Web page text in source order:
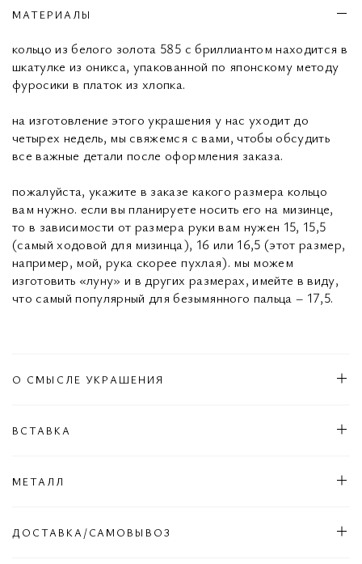
МАТЕРИАЛЫ
кольцо из белого золота 585 с бриллиантом находится в
шкатулке из оникса, упакованной по японскому методу
фуросики в платок из хлопка.
на изготовление этого украшения у нас уходит до
четырех недель, мы свяжемся с вами, чтобы обсудить
все важные детали после оформления заказа.
пожалуйста, укажите в заказе какого размера кольцо
вам нужно. если вы планируете носить его на мизинце,
то в зависимости от размера руки вам нужен 15, 15,5
(самый ходовой для мизинца), 16 или 16,5 (этот размер,
например, мой, рука скорее пухлая). мы можем
изготовить «луну» и в других размерах, имейте в виду,
что самый популярный для безымянного пальца – 17,5.
О СМЫСЛЕ УКРАШЕНИЯ
ВСТАВКА
МЕТАЛЛ
ДОСТАВКА/САМОВЫВОЗ